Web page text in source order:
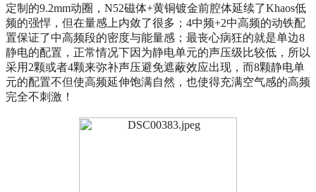
定制的9.2mm动圈，N52磁体+黄铜镀金前腔体延续了Khaos低
频的强悍，但在量感上内敛了很多；4中频+2中高频的动铁配
置保证了中高频段的密度与能量感；最丧心病狂的就是单边8
静电的配置，正常情况下因为静电单元的声压级比较低，所以
采用2颗或者4颗来弥补声压避免遮蔽效应出现，而8颗静电单
元的配置不但使高频延伸饱满自然，也使得充满空气感的高频
完全不刺激！